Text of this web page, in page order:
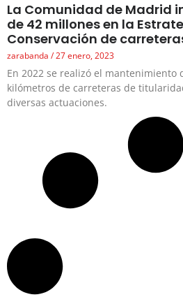
La Comunidad de Madrid
de 42 millones en la
Conservación de
zarabanda 27 enero, 2023
En 2022 se realizó el mantenimiento
kilómetros de carreteras de
diversas actuaciones.